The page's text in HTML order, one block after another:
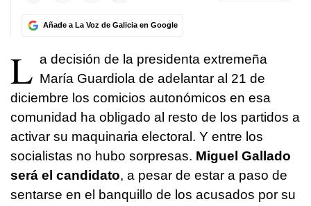
Añade a La Voz de Galicia en Google
L a decisión de la presidenta extremeña
María Guardiola de adelantar al 21 de
diciembre los comicios autonómicos en esa
comunidad ha obligado al resto de los partidos a
activar su maquinaria electoral. Y entre los
socialistas no hubo sorpresas. Miguel Gallado
será el candidato, a pesar de estar a paso de
sentarse en el banquillo de los acusados por su